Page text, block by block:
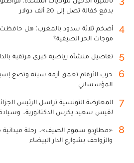
بدفع كفالة تصل إلى 20 ألف دولار
4
أضخم ثلاثة سدود بالمغرب: هل
موجات الحر الصيفية؟
5 تفاصيل منشأة رياضية كبرى مرتقبة
6
حرب الأرقام تعمق أزمة سبتة وتضع
المؤسساتي
7
المعارضة التونسية تراسل الرئيس
لقيس سعيد يكرس الدكتاتورية..
8
«مطارِدو سموم الصيف».. رحلة
والزواحف بشوارع الدار البيضاء